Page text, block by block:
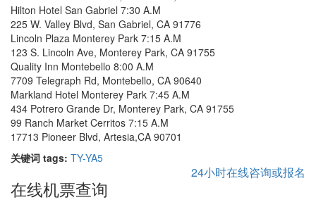
Hilton Hotel San Gabriel 7:30 A.M
225 W. Valley Blvd, San Gabriel, CA 91776
Lincoln Plaza Monterey Park 7:15 A.M
123 S. Lincoln Ave, Monterey Park, CA 91755
Quality Inn Montebello 8:00 A.M
7709 Telegraph Rd, Montebello, CA 90640
Markland Hotel Monterey Park 7:45 A.M
434 Potrero Grande Dr, Monterey Park, CA 91755
99 Ranch Market Cerritos 7:15 A.M
17713 Pioneer Blvd, Artesia,CA 90701
关键词 tags: TY-YA5
24小时在线咨询或报名
在线机票查询